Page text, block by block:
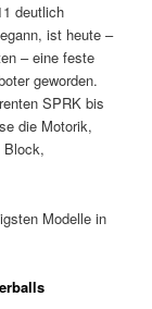
deutlich
ist heute –
– eine feste
geworden.
SPRK bis
die Motorik,
Block,
Modelle in